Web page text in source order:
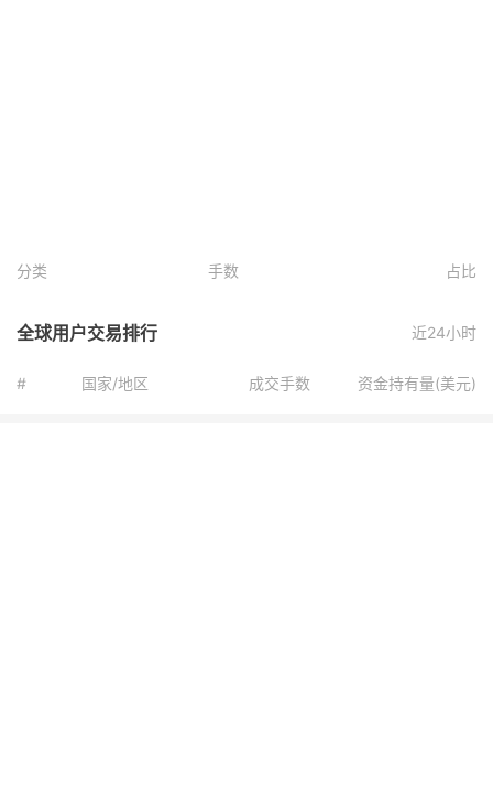
分类 手数 占比
全球用户交易排行 近24小时
# 国家/地区 成交手数 资金持有量(美元)